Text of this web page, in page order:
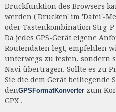
Druckfunktion des Browsers
werden ('Drucken' im 'Datei'-
oder Tastenkombination Strg-
Da jedes GPS-Gerät eigene
Routendaten legt, empfehlen
unterwegs zu testen, sondern
Navi übertragen. Sollte es zu
Sie die dem Gerät beiliegende
denGPSFormatKonverter zum
GPX .